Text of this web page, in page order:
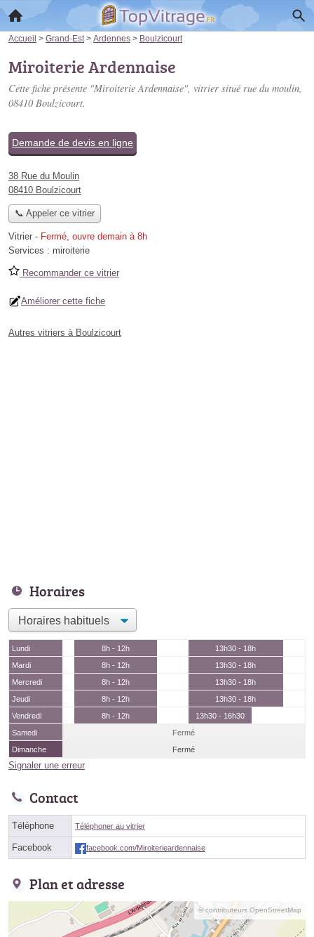
Accueil > Grand-Est > Ardennes > Boulzicourt
Miroiterie Ardennaise
Cette fiche présente "Miroiterie Ardennaise", vitrier situé rue du moulin,
08410 Boulzicourt.
Demande de devis en ligne
38 Rue du Moulin
08410 Boulzicourt
📞 Appeler ce vitrier
Vitrier - Fermé, ouvre demain à 8h
Services : miroiterie
Recommander ce vitrier
Améliorer cette fiche
Autres vitriers à Boulzicourt
Horaires
Lundi 8h - 12h
13h30 - 18h
Mardi
8h - 12h
13h30 - 18h
Mercredi
8h - 12h
13h30 - 18h
Jeudi
8h - 12h
13h30 - 18h
Vendredi
8h - 12h
13h30 - 16h30
Samedi
Fermé
Dimanche
Fermé
Signaler une erreur
Contact
Téléphone Téléphoner au vitrier
Facebook facebook.com/Miroiterieardennaise
Plan et adresse
© contributeurs OpenStreetMap